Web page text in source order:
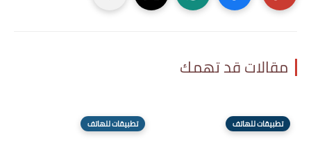
مقالات قد تهمك
تطبيقات للهاتف تطبيقات للهاتف